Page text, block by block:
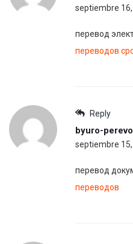
septiembre
перевод
переводов
Reply
byuro-
septiembre
перевод
переводов